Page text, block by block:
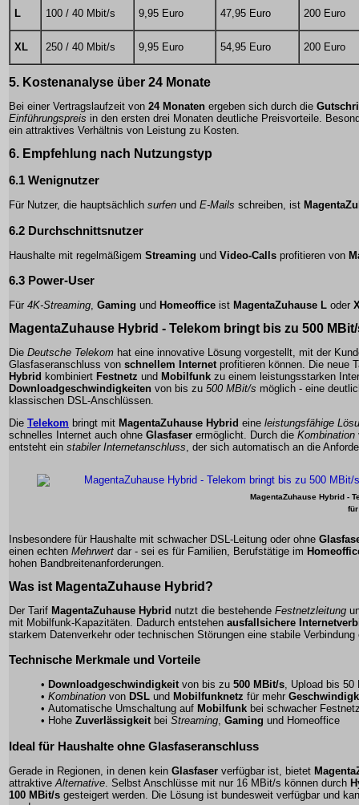
L 100 / 40 Mbit/s 9,95 Euro 47,95 Euro 200 Euro
XL 250 / 40 Mbit/s 9,95 Euro 54,95 Euro 200 Euro
5. Kostenanalyse über 24 Monate
Bei einer Vertragslaufzeit von 24 Monaten ergeben sich durch die
Einführungspreis in den ersten drei Monaten deutliche Preisvorteile.
ein attraktives Verhältnis von Leistung zu Kosten.
6. Empfehlung nach Nutzungstyp
6.1 Wenignutzer
Für Nutzer, die hauptsächlich surfen und E-Mails schreiben, ist
6.2 Durchschnittsnutzer
Haushalte mit regelmäßigem Streaming und Video-Calls profitieren von
6.3 Power-User
Für 4K-Streaming, Gaming und Homeoffice ist MagentaZuhause L oder
MagentaZuhause Hybrid - Telekom bringt bis zu 500
Die Deutsche Telekom hat eine innovative Lösung vorgestellt, mit der
Glasfaseranschluss von schnellem Internetprofitieren können. Die neue
Hybrid kombiniert Festnetz und Mobilfunk zu einem leistungsstarken
Downloadgeschwindigkeiten von bis zu 500 MBit/s möglich - eine
klassischen DSL-Anschlüssen.
Die Telekom bringt mit MagentaZuhause Hybrid eine leistungsfähige
schnelles Internet auch ohne Glasfaser ermöglicht. Durch die Kombination
entsteht ein stabiler Internetanschluss, der sich automatisch an die
MagentaZuhause Hybrid -
Insbesondere für Haushalte mit schwacher DSL-Leitung oder ohne
einen echten Mehrwert dar - sei es für Familien, Berufstätige im
hohen Bandbreitenanforderungen.
Was ist MagentaZuhause Hybrid?
Der Tarif MagentaZuhause Hybrid nutzt die bestehende Festnetzleitung
mit Mobilfunk-Kapazitäten. Dadurch entstehen ausfallsichere
starkem Datenverkehr oder technischen Störungen eine stabile Verbindung
Technische Merkmale und Vorteile
• Downloadgeschwindigkeitvon bis zu 500 MBit/s, Upload bis 50
• Kombination von DSL und Mobilfunknetz für mehr
• Automatische Umschaltung auf Mobilfunk bei schwacher
• Hohe Zuverlässigkeitbei Streaming, Gaming und Homeoffice
Ideal für Haushalte ohne Glasfaseranschluss
Gerade in Regionen, in denen kein Glasfaser verfügbar ist, bietet
attraktive Alternative . Selbst Anschlüsse mit nur 16 MBit/s können durch
100 MBit/s gesteigert werden. Die Lösung ist bundesweit verfügbar und